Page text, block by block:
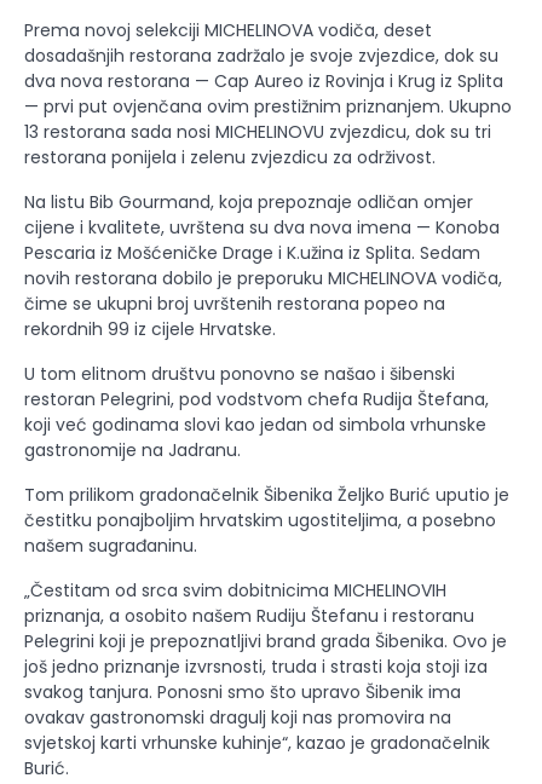
Prema novoj selekciji MICHELINOVA vodiča, deset
dosadašnjih restorana zadržalo je svoje zvjezdice, dok su
dva nova restorana — Cap Aureo iz Rovinja i Krug iz Splita
— prvi put ovjenčana ovim prestižnim priznanjem. Ukupno
13 restorana sada nosi MICHELINOVU zvjezdicu, dok su tri
restorana ponijela i zelenu zvjezdicu za održivost.
Na listu Bib Gourmand, koja prepoznaje odličan omjer
cijene i kvalitete, uvrštena su dva nova imena — Konoba
Pescaria iz Mošćeničke Drage i K.užina iz Splita. Sedam
novih restorana dobilo je preporuku MICHELINOVA vodiča,
čime se ukupni broj uvrštenih restorana popeo na
rekordnih 99 iz cijele Hrvatske.
U tom elitnom društvu ponovno se našao i šibenski
restoran Pelegrini, pod vodstvom chefa Rudija Štefana,
koji već godinama slovi kao jedan od simbola vrhunske
gastronomije na Jadranu.
Tom prilikom gradonačelnik Šibenika Željko Burić uputio je
čestitku ponajboljim hrvatskim ugostiteljima, a posebno
našem sugrađaninu.
„Čestitam od srca svim dobitnicima MICHELINOVIH
priznanja, a osobito našem Rudiju Štefanu i restoranu
Pelegrini koji je prepoznatljivi brand grada Šibenika. Ovo je
još jedno priznanje izvrsnosti, truda i strasti koja stoji iza
svakog tanjura. Ponosni smo što upravo Šibenik ima
ovakav gastronomski dragulj koji nas promovira na
svjetskoj karti vrhunske kuhinje“, kazao je gradonačelnik
Burić.